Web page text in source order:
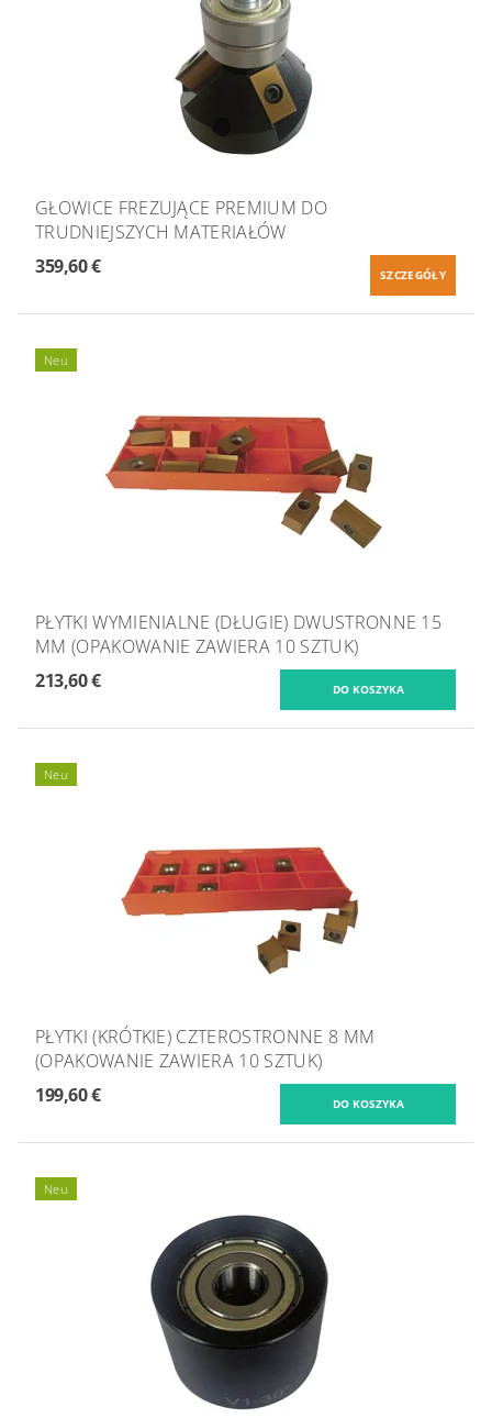
GŁOWICE FREZUJĄCE PREMIUM DO
TRUDNIEJSZYCH MATERIAŁÓW
359,60 €
SZCZEGÓŁY
Neu
PŁYTKI WYMIENIALNE (DŁUGIE) DWUSTRONNE 15
MM (OPAKOWANIE ZAWIERA 10 SZTUK)
213,60 €
Neu
PŁYTKI (KRÓTKIE) CZTEROSTRONNE 8 MM
(OPAKOWANIE ZAWIERA 10 SZTUK)
199,60 €
Neu